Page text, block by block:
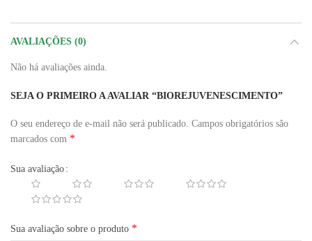
AVALIAÇÕES (0)
Não há avaliações ainda.
SEJA O PRIMEIRO A AVALIAR “BIOREJUVENESCIMENTO”
O seu endereço de e-mail não será publicado. Campos obrigatórios são
marcados com *
Sua avaliação
Sua avaliação sobre o produto *